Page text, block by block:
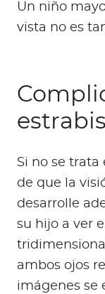
Un niño
vista no es
Si no se trata
de que la
desarrolle
su hijo a ver
ambos ojos
imágenes se